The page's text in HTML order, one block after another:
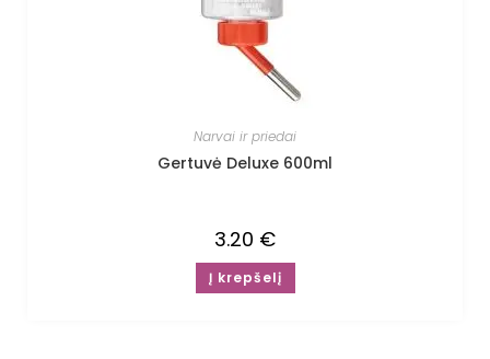
Narvai ir priedai
Gertuvė Deluxe 600ml
3.20 €
Į krepšelį